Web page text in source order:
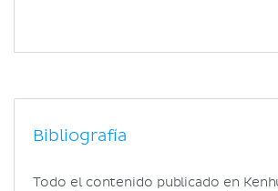
Bibliografía
Todo el contenido publicado en